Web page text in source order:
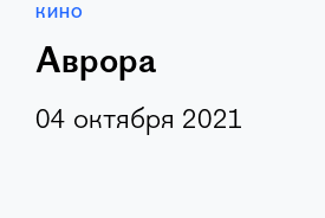
КИНО
Аврора
04 октября 2021